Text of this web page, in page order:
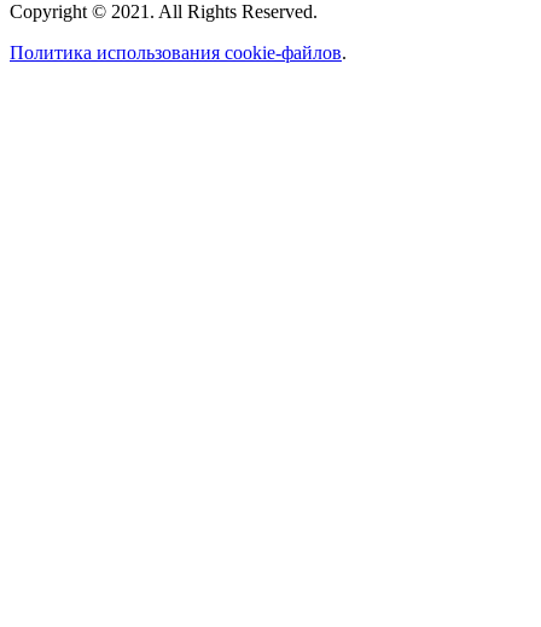
Copyright © 2021. All Rights Reserved.
Политика использования cookie-файлов.